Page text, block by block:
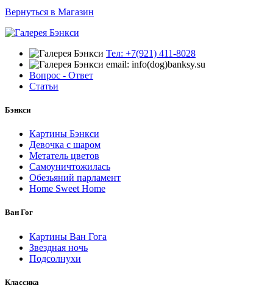
Вернуться в Магазин
Тел: +7(921) 411-8028
email: info(dog)banksy.su
Вопрос - Ответ
Статьи
Бэнкси
Картины Бэнкси
Девочка с шаром
Метатель цветов
Самоуничтожилась
Обезьяний парламент
Home Sweet Home
Ван Гог
Картины Ван Гога
Звездная ночь
Подсолнухи
Классика